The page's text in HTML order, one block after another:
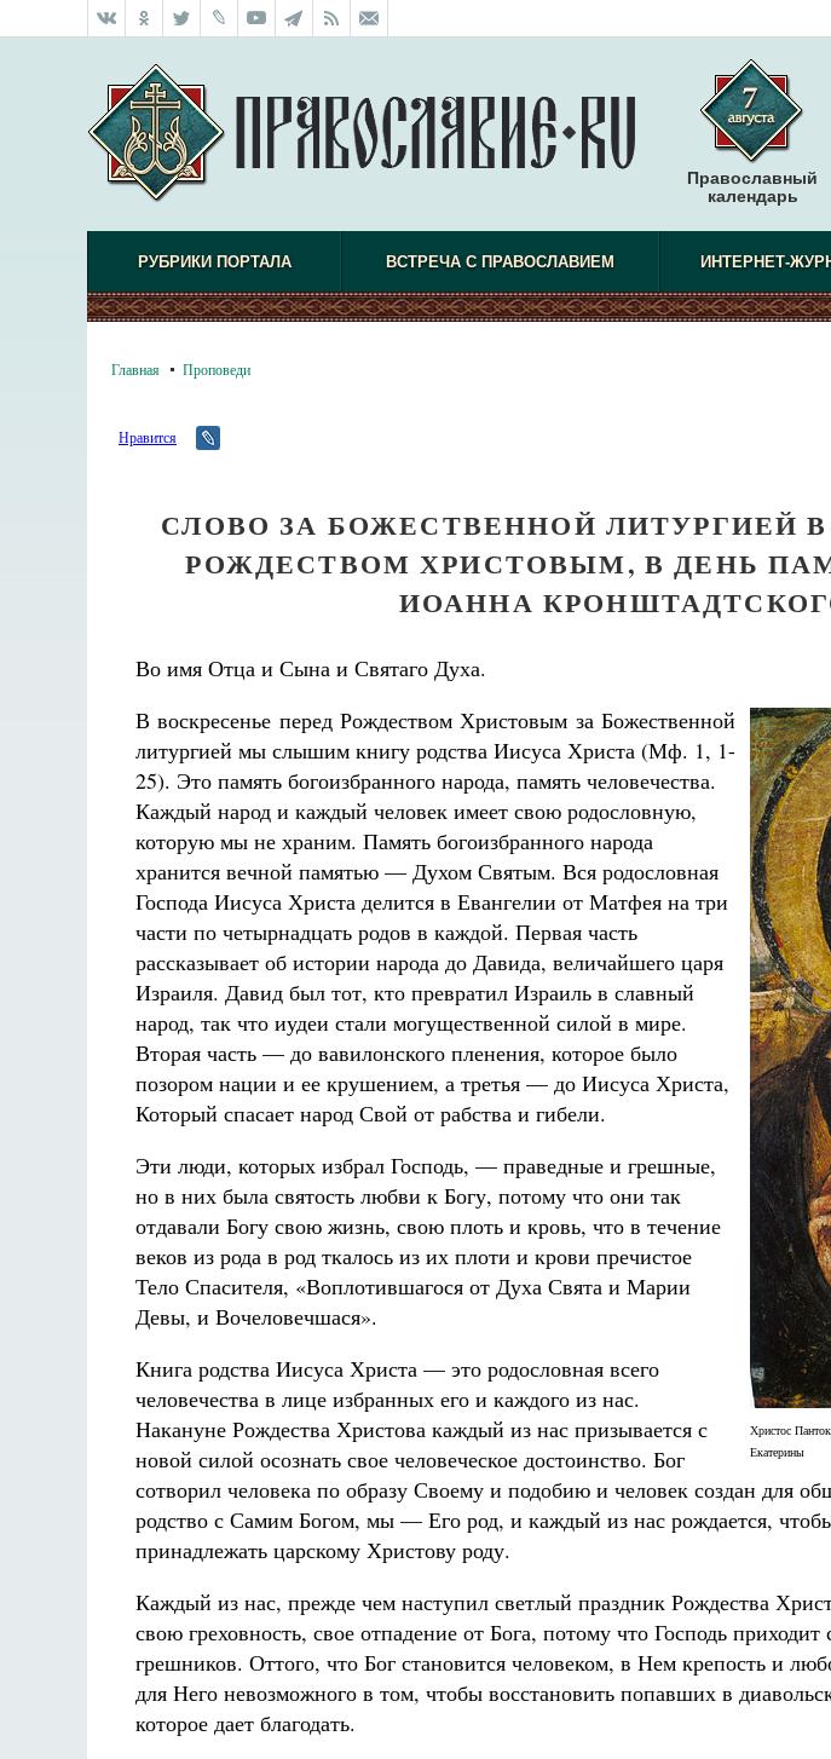
Православный
календарь
РУБРИКИ ПОРТАЛА ВСТРЕЧА С ПРАВОСЛАВИЕМ ИНТЕРНЕТ-
Главная Проповеди
Нравится
СЛОВО ЗА БОЖЕСТВЕННОЙ ЛИТУРГИЕЙ
РОЖДЕСТВОМ ХРИСТОВЫМ, В ДЕНЬ
ИОАННА
Во имя Отца и Сына и Святаго Духа.
Христос
Екатерины
В воскресенье перед Рождеством Христовым за Божественной
литургией мы слышим книгу родства Иисуса Христа (Мф. 1, 1-
25). Это память богоизбранного народа, память человечества.
Каждый народ и каждый человек имеет свою родословную,
которую мы не храним. Память богоизбранного народа
хранится вечной памятью — Духом Святым. Вся родословная
Господа Иисуса Христа делится в Евангелии от Матфея на три
части по четырнадцать родов в каждой. Первая часть
рассказывает об истории народа до Давида, величайшего царя
Израиля. Давид был тот, кто превратил Израиль в славный
народ, так что иудеи стали могущественной силой в мире.
Вторая часть — до вавилонского пленения, которое было
позором нации и ее крушением, а третья — до Иисуса Христа,
Который спасает народ Свой от рабства и гибели.
Эти люди, которых избрал Господь, — праведные и грешные,
но в них была святость любви к Богу, потому что они так
отдавали Богу свою жизнь, свою плоть и кровь, что в течение
веков из рода в род ткалось из их плоти и крови пречистое
Тело Спасителя, «Воплотившагося от Духа Свята и Марии
Девы, и Вочеловечшася».
Книга родства Иисуса Христа — это родословная всего
человечества в лице избранных его и каждого из нас.
Накануне Рождества Христова каждый из нас призывается с
новой силой осознать свое человеческое достоинство. Бог
сотворил человека по образу Своему и подобию и человек создан для
родство с Самим Богом, мы — Его род, и каждый из нас рождается,
принадлежать царскому Христову роду.
Каж­дый из нас, прежде чем наступил светлый праздник Рождества
свою греховность, свое отпадение от Бога, потому что Господь
грешников. Оттого, что Бог становится человеком, в Нем крепость и
для Него невозможного в том, чтобы восстановить попавших в
которое дает благодать.
Фредерика де Грааф Как найти своё место в жизни
Кирилл Мурышев